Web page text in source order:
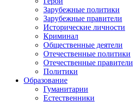
Зарубежные политики
Зарубежные правители
Исторические личности
Криминал
Общественные деятели
Отечественные политики
Отечественные правители
Политики
Образование
Гуманитарии
Естественники